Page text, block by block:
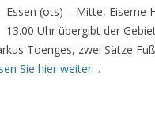
Essen (ots) – Mitte, Eiserne
13.00 Uhr übergibt der
Toenges, zwei Sätze
Sie hier weiter…